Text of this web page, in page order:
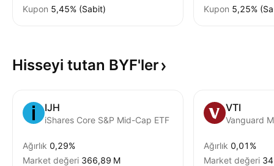
Kupon 5,45% (Sabit)
Kupon 5,25%
Hisseyi tutan BYF'ler
IJH
iShares Core S&P Mid-Cap ETF
Ağırlık 0,29%
Market değeri ‪366,89 M‬
VTI
Ağırlık 0,01%
Market değeri